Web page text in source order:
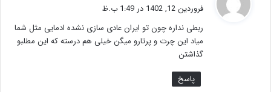
ف
:
فروردین 12, 1402 در 1:49 ب.ظ
ربطی نداره چون تو ایران عادی سازی نشده ادمایی مثل شما
میاد این چرت و پرتارو میگن خیلی هم درسته که این مطلبو
گذاشتن
پاسخ